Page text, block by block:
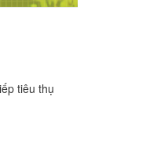
tiêu thụ